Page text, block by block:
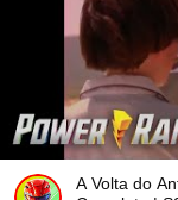
A Volta do